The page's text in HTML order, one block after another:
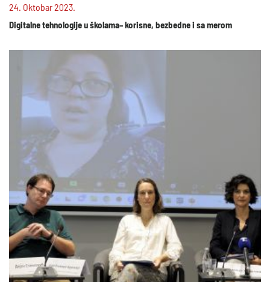
24. Oktobar 2023.
Digitalne tehnologije u školama– korisne, bezbedne i sa merom